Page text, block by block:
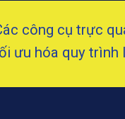
công cụ trực
ưu hóa quy trình